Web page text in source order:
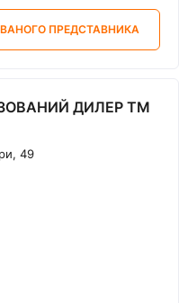
ПРЕДСТАВНИКА
ДИЛЕР ТМ
49